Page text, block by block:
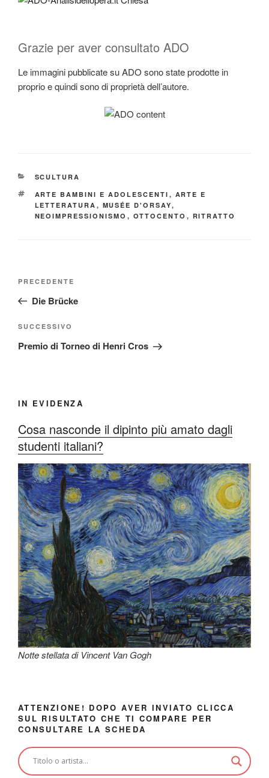
Grazie per aver consultato ADO
Le immagini pubblicate su ADO sono state prodotte in
proprio e quindi sono di proprietà dell’autore.
CATEGORIE
SCULTURA
TAG
ARTE BAMBINI E ADOLESCENTI , ARTE E
LETTERATURA , MUSÉE D'ORSAY,
NEOIMPRESSIONISMO , OTTOCENTO , RITRATTO
Articolo
precedente:
PRECEDENTE
Die Brücke
Articolo
successivo
SUCCESSIVO
Premio di Torneo di Henri Cros
IN EVIDENZA
Cosa nasconde il dipinto più amato dagli
studenti italiani?
Notte stellata di Vincent Van Gogh
ATTENZIONE! DOPO AVER INVIATO CLICCA
SUL RISULTATO CHE TI COMPARE PER
CONSULTARE LA SCHEDA